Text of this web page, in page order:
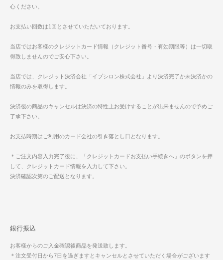
心ください。
お支払い回数は1回とさせていただいております。
当店ではお客様のクレジットカード情報（クレジット番号・有効期限等）は一切取
得致しませんのでご安心下さい。
当店では、クレジット決済会社「イプシロン株式会社」より決済完了か未決済かの
情報のみを取得します。
決済後の商品のキャンセルは決済の特性上お受けすることが出来ませんので予めご
了承下さい。
お支払時期はご利用のカード会社の引き落とし日となります。
＊ご注文内容入力完了後に、「クレジットカードお支払い手続きへ」のボタンを押
して、クレジットカード情報を入力して下さい。
決済確認次第のご配送となります。
銀行振込
お客様からのご入金確認後商品を発送致します。
＊注文受付日から7日を過ぎますとキャンセルとさせていただく場合がございます